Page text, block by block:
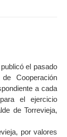
el pasado
Cooperación
a cada
el ejercicio
de Torrevieja,
por valores